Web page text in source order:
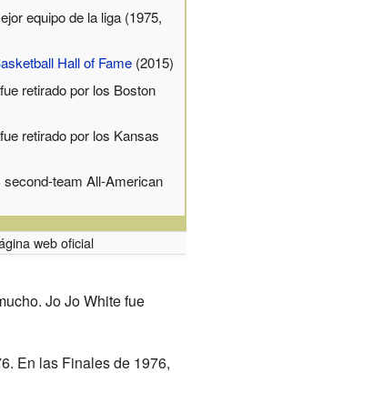
equipo de la liga (1975,
Hall of Fame (2015)
retirado por los Boston
retirado por los Kansas
team All-American
web oficial
Jo Jo White fue
En las Finales de 1976,